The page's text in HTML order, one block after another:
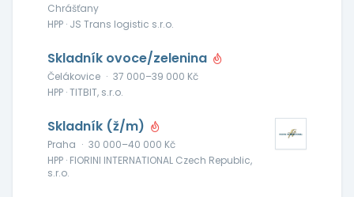
Chrášťany
HPP · JS Trans logistic s.r.o.
Skladník ovoce/zelenina
Čelákovice · 37 000–39 000 Kč
HPP · TITBIT, s.r.o.
Skladník (ž/m)
Praha · 30 000–40 000 Kč
HPP · FIORINI INTERNATIONAL Czech Republic,
s.r.o.